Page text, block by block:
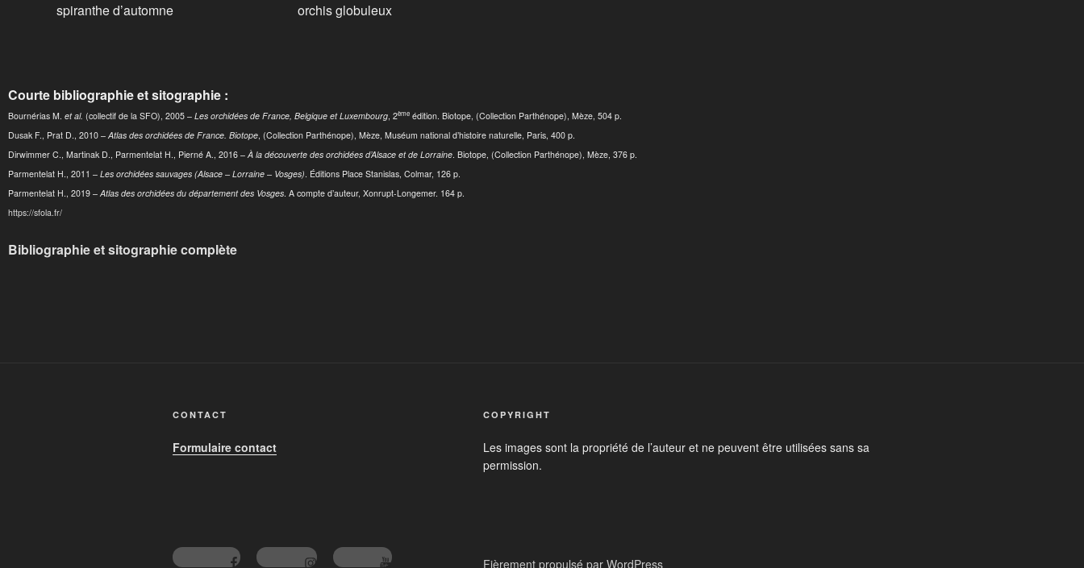
spiranthe d’automne
orchis globuleux
Courte bibliographie et sitographie :
Bournérias M. et al. (collectif de la SFO), 2005 – Les orchidées de France, Belgique et Luxembourg, 2ème édition. Biotope, (Collection Parthénope), Mèze, 504 p.
Dusak F., Prat D., 2010 – Atlas des orchidées de France. Biotope, (Collection Parthénope), Mèze, Muséum national d’histoire naturelle, Paris, 400 p.
Dirwimmer C., Martinak D., Parmentelat H., Pierné A., 2016 – À la découverte des orchidées d’Alsace et de Lorraine. Biotope, (Collection Parthénope), Mèze, 376 p.
Parmentelat H., 2011 – Les orchidées sauvages (Alsace – Lorraine – Vosges). Éditions Place Stanislas, Colmar, 126 p.
Parmentelat H., 2019 – Atlas des orchidées du département des Vosges. A compte d’auteur, Xonrupt-Longemer. 164 p.
https://sfola.fr/
Bibliographie et sitographie complète
CONTACT
Formulaire contact
COPYRIGHT
Les images sont la propriété de l’auteur et ne peuvent être utilisées sans sa
permission.
Fièrement propulsé par WordPress